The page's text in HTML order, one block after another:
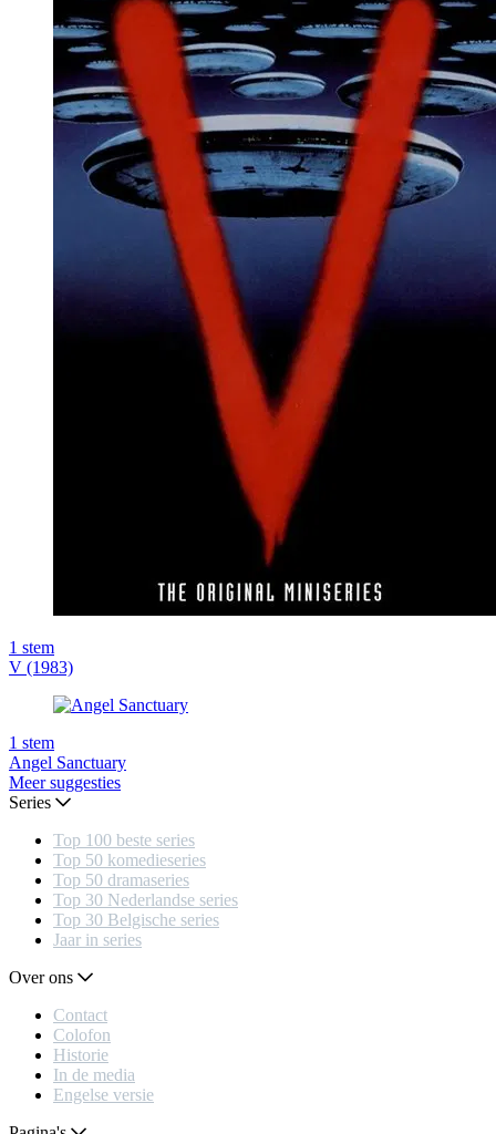
1 stem
V (1983)
1 stem
Angel Sanctuary
Meer suggesties
Series
Top 100 beste series
Top 50 komedieseries
Top 50 dramaseries
Top 30 Nederlandse series
Top 30 Belgische series
Jaar in series
Over ons
Contact
Colofon
Historie
In de media
Engelse versie